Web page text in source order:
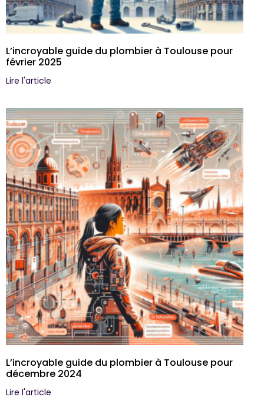
L’incroyable guide du plombier à Toulouse pour
février 2025
Lire l'article
L’incroyable guide du plombier à Toulouse pour
décembre 2024
Lire l'article